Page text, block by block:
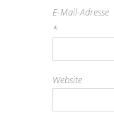
E-Mail-Adresse
*
Website